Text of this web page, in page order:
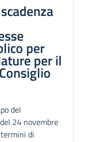
per
per il
del
24 novembre
di